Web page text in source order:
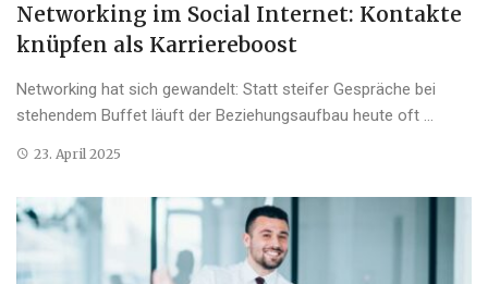
Networking im Social Internet: Kontakte
knüpfen als Karriereboost
Networking hat sich gewandelt: Statt steifer Gespräche bei
stehendem Buffet läuft der Beziehungsaufbau heute oft ...
23. April 2025